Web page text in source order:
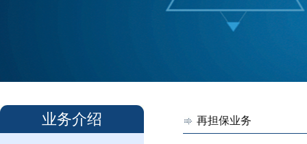
业务介绍 再担保业务